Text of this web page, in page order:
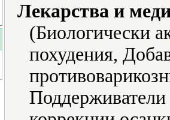
Лекарства и
(Биологически
похудения,
Поддерживатели